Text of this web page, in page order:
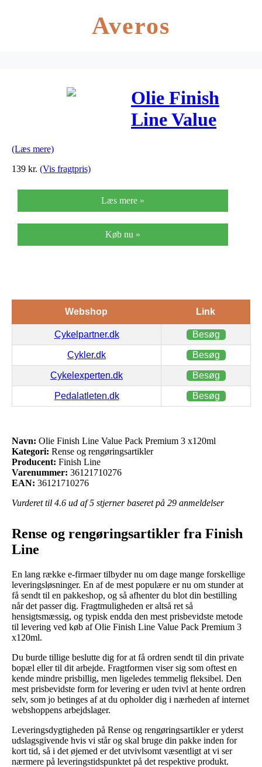
Averos
Olie Finish
Line Value
(Læs mere)
139 kr. (Vis fragtpris)
Læs mere »
Køb nu »
Webshop Link
Cykelpartner.dk Besøg
Cykler.dk Besøg
Cykelexperten.dk Besøg
Pedalatleten.dk Besøg
Navn: Olie Finish Line Value Pack Premium 3 x120ml
Kategori: Rense og rengøringsartikler
Producent: Finish Line
Varenummer: 36121710276
EAN: 36121710276
Vurderet til 4.6 ud af 5 stjerner baseret på 29 anmeldelser
Rense og rengøringsartikler fra Finish
Line
En lang række e-firmaer tilbyder nu om dage mange forskellige
leveringsløsninger. En af de mest populære er nu om stunder at
få sendt til en pakkeshop, og så afhenter du blot din bestilling
når det passer dig. Fragtmuligheden er altså ret så
hensigtsmæssig, og typisk endda den mest prisbevidste metode
til levering ved køb af Olie Finish Line Value Pack Premium 3
x120ml.
Du burde tillige beslutte dig for at få ordren sendt til din private
bopæl eller til dit arbejde. Fragtformen viser sig som oftest en
kende mindre prisbillig, men ligeledes temmelig fleksibel. Den
mest prisbevidste form for levering er uden tvivl at hente ordren
selv, som jo betinges af at du opholder dig i nærheden af internet
webshoppens arbejdslager.
Leveringsdygtigheden på Rense og rengøringsartikler er yderst
udslagsgivende hvis vi står og skal bruge din pakke inden for
kort tid, så i det øjemed er det utvivlsomt væsentligt at vi ser
nærmere på leveringstidspunktet på det respektive produkt.